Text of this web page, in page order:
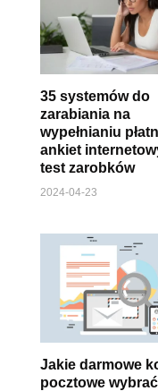
35 systemów do
zarabiania na
wypełnianiu
ankiet
test zarobków
2024-04-23
Jakie darmowe
pocztowe